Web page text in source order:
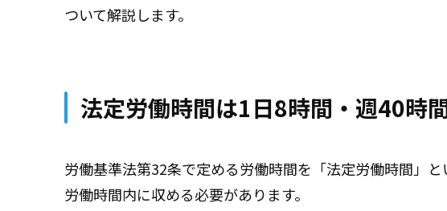
ついて解説します。
法定労働時間は1日8時間・週40時
労働基準法第32条で定める労働時間を「法定労働時間」
労働時間内に収める必要があります。